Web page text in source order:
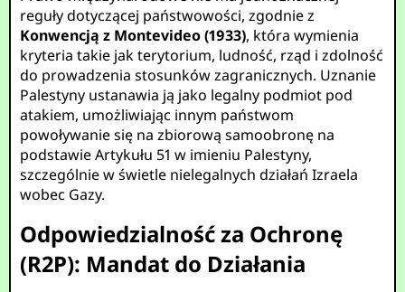
reguły dotyczącej państwowości, zgodnie z
Konwencją z Montevideo (1933), która wymienia
kryteria takie jak terytorium, ludność, rząd i zdolność
do prowadzenia stosunków zagranicznych. Uznanie
Palestyny ustanawia ją jako legalny podmiot pod
atakiem, umożliwiając innym państwom
powoływanie się na zbiorową samoobronę na
podstawie Artykułu 51 w imieniu Palestyny,
szczególnie w świetle nielegalnych działań Izraela
wobec Gazy.
Odpowiedzialność za Ochronę
(R2P): Mandat do Działania